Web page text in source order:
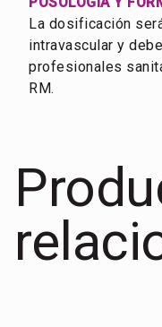
La dosificación
intravascular y
profesionales
RM.